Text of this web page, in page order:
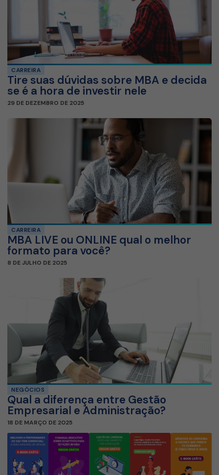
CARREIRA
Tire suas dúvidas sobre MBA e decida
se é a hora de investir nele
29 DE DEZEMBRO DE 2025
CARREIRA
MBA LIVE ou ONLINE qual o melhor
formato para você?
8 DE JULHO DE 2025
NEGÓCIOS
Qual a diferença entre Gestão
Empresarial e Administração?
18 DE MARÇO DE 2025